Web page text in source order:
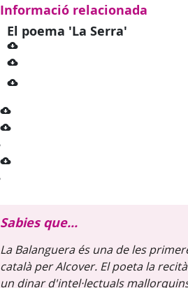
Informació relacionada
El poema 'La Serra'
Sabies que...
La Balangueraés una de les
català per Alcover. El poeta la
un dinar d'intel·lectuals